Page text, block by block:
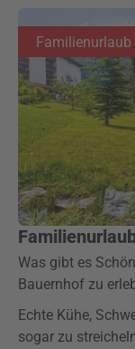
Familienurlaub
Was gibt es
Bauernhof zu
Echte Kühe,
sogar zu